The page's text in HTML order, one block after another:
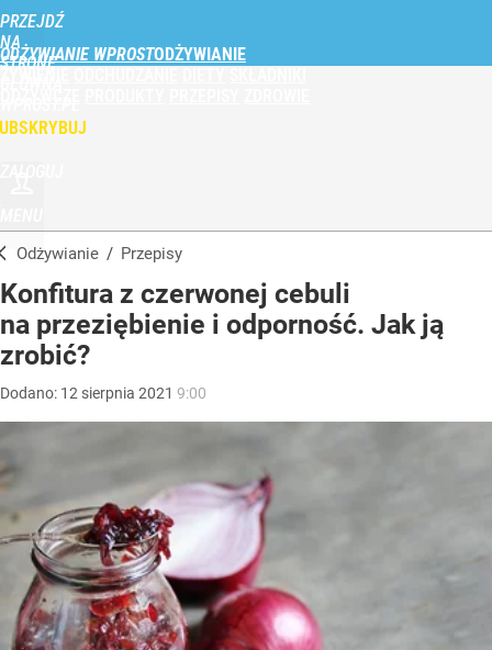
PRZEJDŹ
NA
STRONĘ
ODŻYWIANIE WPROST
Odżywianie / Przepisy
Konfitura z czerwonej cebuli
na przeziębienie i odporność. Jak ją
zrobić?
Dodano: 12 sierpnia 2021 9:00